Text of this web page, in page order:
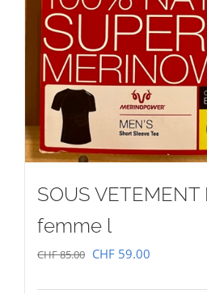
SOUS VETEMENT
femme l
CHF85.00 Le
CHF 59.00